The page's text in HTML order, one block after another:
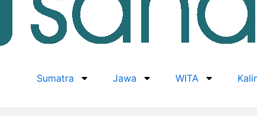
Sumatra Jawa WITA